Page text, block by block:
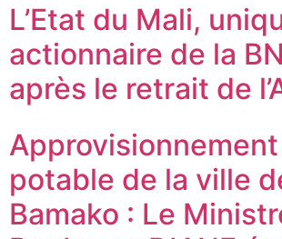
L’Etat du Mali,
actionnaire de la
après le retrait de
potable de la ville
Bamako : Le